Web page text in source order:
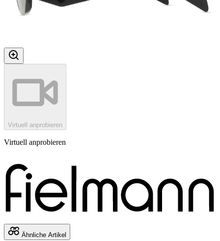
Virtuell anprobieren
Virtuell anprobieren
Ähnliche Artikel